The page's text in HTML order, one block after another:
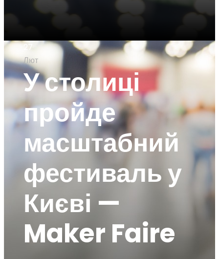
27
Лют
У столиці
пройде
масштабний
фестиваль у
Києві —
Maker Faire